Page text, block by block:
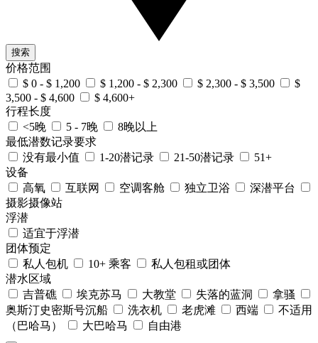
搜索
价格范围
$ 0 - $ 1,200
$ 1,200 - $ 2,300 $ 2,300 - $ 3,500
$
3,500 - $ 4,600
$ 4,600+
行程长度
<5晚
5 - 7晚
8晚以上
最低潜数记录要求
没有最小值
1-20潜记录 21-50潜记录
51+
设备
高氧
互联网 空调客舱 独立卫浴
深潜平台
摄影摄像站
浮潜
适宜于浮潜
团体预定
私人包机
10+ 乘客
私人包租或团体
潜水区域
吉普礁
埃克苏马 大教堂 失落的蓝洞
拿骚
奥斯汀史密斯号沉船
洗衣机 老虎滩 西端
不适用
（巴哈马）
大巴哈马 自由港